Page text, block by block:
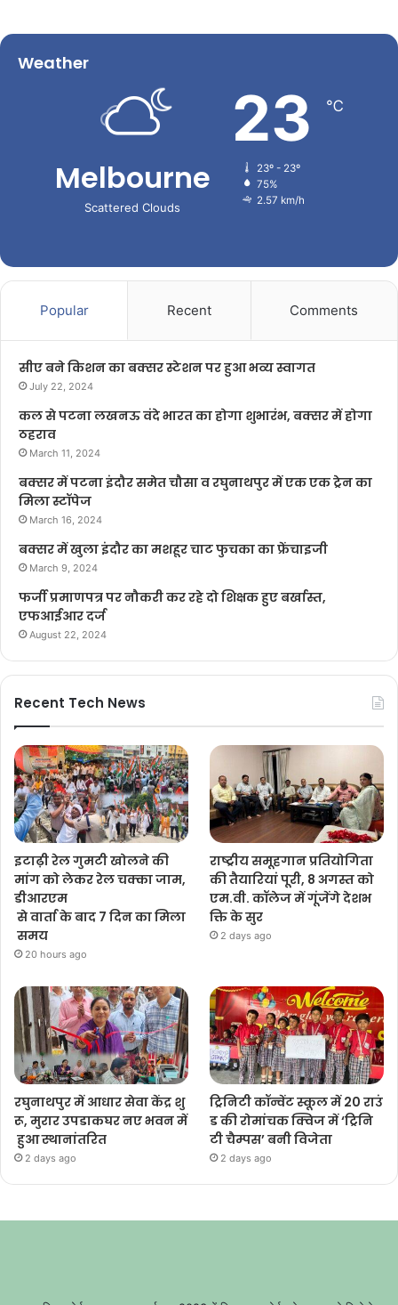
Weather
Melbourne
Scattered Clouds
23 ℃
23º - 23º
75%
2.57 km/h
Popular Recent Comments
सीए बने किशन का बक्सर स्टेशन पर हुआ भव्य स्वागत
July 22, 2024
कल से पटना लखनऊ वंदे भारत का होगा शुभारंभ, बक्सर में होगा
ठहराव
March 11, 2024
बक्सर में पटना इंदौर समेत चौसा व रघुनाथपुर में एक एक ट्रेन का
मिला स्टॉपेज
March 16, 2024
बक्सर में खुला इंदौर का मशहूर चाट फुचका का फ्रेंचाइजी
March 9, 2024
फर्जी प्रमाणपत्र पर नौकरी कर रहे दो शिक्षक हुए बर्खास्त,
एफआईआर दर्ज
August 22, 2024
Recent Tech News
इटाढ़ी रेल गुमटी खोलने की
मांग को लेकर रेल चक्का जाम,
डीआरएम
से वार्ता के बाद 7 दिन का मिला
समय
20 hours ago
राष्ट्रीय समूहगान प्रतियोगिता
की तैयारियां पूरी, 8 अगस्त को
एम.वी. कॉलेज में गूंजेंगे देशभ
क्ति के सुर
2 days ago
रघुनाथपुर में आधार सेवा केंद्र शु
रू, मुरार उपडाकघर नए भवन में
हुआ स्थानांतरित
2 days ago
ट्रिनिटी कॉन्वेंट स्कूल में 20 राउं
ड की रोमांचक क्विज में ‘ट्रिनि
टी चैम्पस’ बनी विजेता
2 days ago